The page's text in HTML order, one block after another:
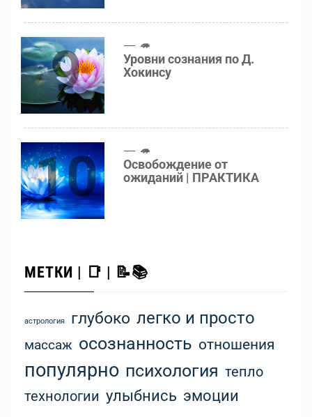
9 🦔
Уровни сознания по Д.
Хокинсу
10 🦔
Освобождение от
ожиданий | ПРАКТИКА
МЕТКИ | 📑 | 📝📚
астрология глубоко легко и просто
массаж осознанность отношения
популярно психология тепло
технологии улыбнись эмоции